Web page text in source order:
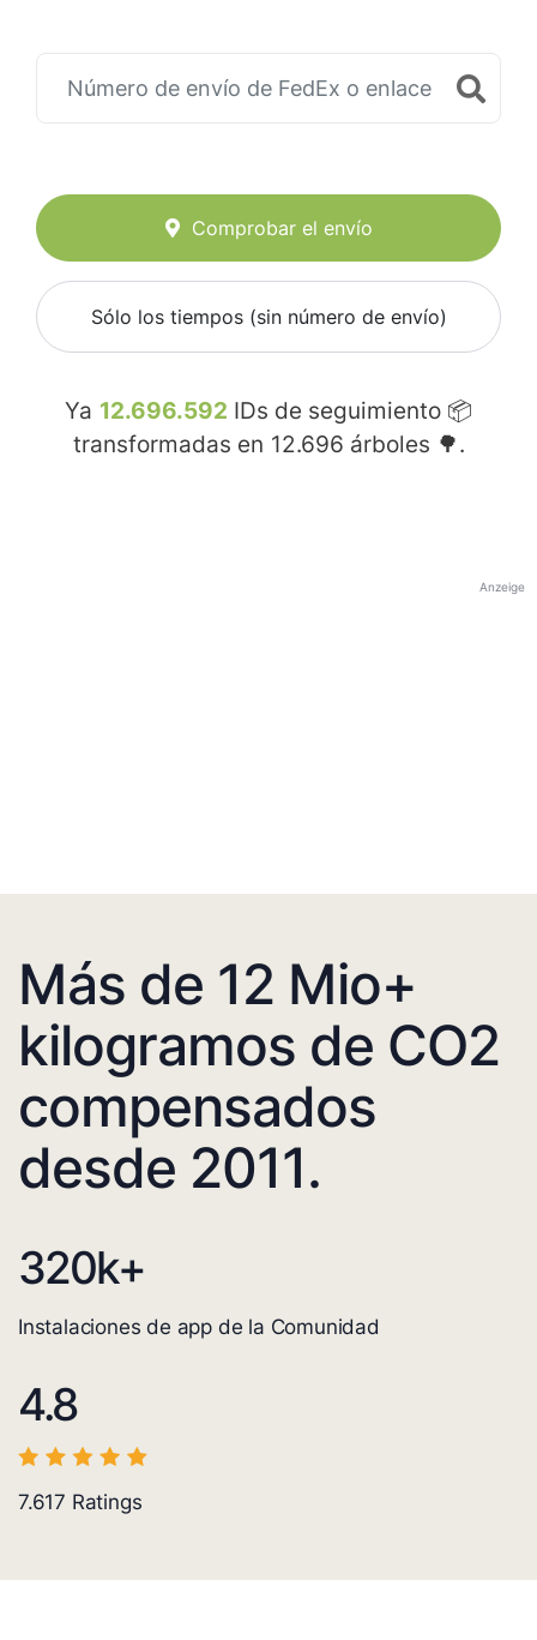
Comprobar el envío
Sólo los tiempos (sin número de envío)
Ya 12.696.592 IDs de seguimiento 📦
transformadas en 12.696 árboles 🌳.
Anzeige
Más de 12 Mio+
kilogramos de CO2
compensados
desde 2011.
320k+
Instalaciones de app de la Comunidad
4.8
7.617 Ratings